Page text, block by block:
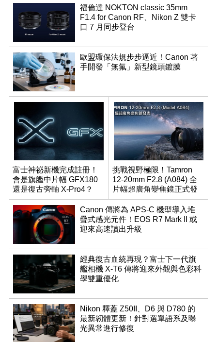
福倫達 NOKTON classic 35mm
F1.4 for Canon RF、Nikon Z 雙卡
口 7 月同步登台
歐盟環保法規步步逼近！Canon 著
手開發「無氟」新型鏡頭鍍膜
富士神祕新機完成註冊！
會是旗艦中片幅 GFX180
還是復古旁軸 X-Pro4？
挑戰視野極限！Tamron
12-20mm F2.8 (A084) 全
片幅超廣角變焦鏡正式發
表
Canon 傳將為 APS-C 機型導入堆
疊式感光元件！EOS R7 Mark II 或
迎來高速讀出升級
經典復古血統再現？富士下一代旗
艦相機 X-T6 傳將迎來外觀與色彩科
學雙重優化
Nikon 釋蓋 Z50II、D6 與 D780 的
最新韌體更新！針對選單語系及曝
光異常進行修復